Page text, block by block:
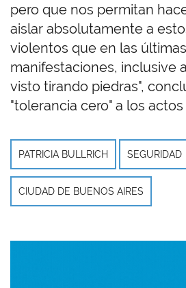
pero que nos permitan
aislar absolutamente a
violentos que en las últimas
manifestaciones, inclusive
visto tirando piedras",
"tolerancia cero" a los
PATRICIA BULLRICH SEGURIDAD
CIUDAD DE BUENOS AIRES